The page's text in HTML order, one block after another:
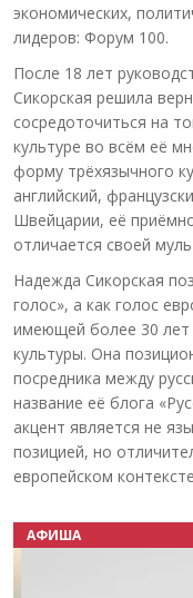
экономических,
лидеров: Форум 100.
После 18 лет
Сикорская решила
сосредоточиться на
культуре во всём её
форму трёхязычного
английский,
Швейцарии, её
отличается своей
Надежда Сикорская
голос», а как голос
имеющей более 30 лет
культуры. Она
посредника между
название её блога
акцент является не
позицией, но
европейском
АФИША